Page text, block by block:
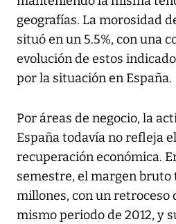
geografías. La morosidad
situó en un 5.5%, con una
evolución de estos
por la situación en España.
Por áreas de negocio, la
España todavía no refleja
recuperación económica.
semestre, el margen bruto
millones, con un retroceso
mismo periodo de 2012, y